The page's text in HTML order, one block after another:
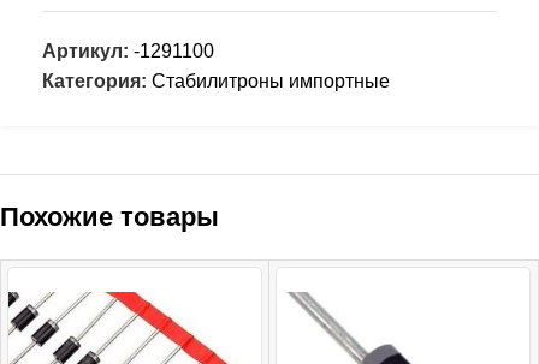
Артикул: -1291100
Категория: Стабилитроны импортные
Похожие товары